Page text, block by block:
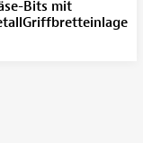
Bits mit